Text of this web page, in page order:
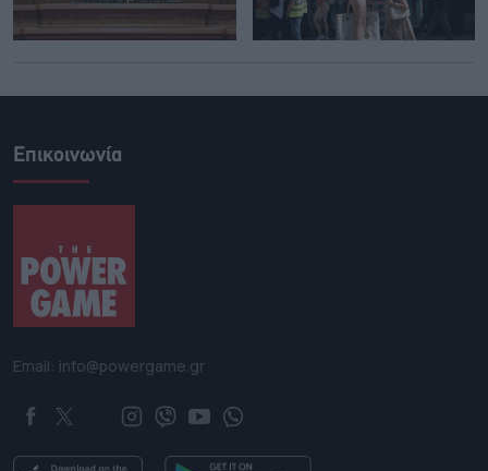
Επικοινωνία
Email: info@powergame.gr